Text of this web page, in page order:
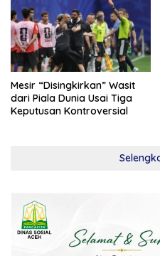
Mesir “Disingkirkan” Wasit
dari Piala Dunia Usai Tiga
Keputusan Kontroversial